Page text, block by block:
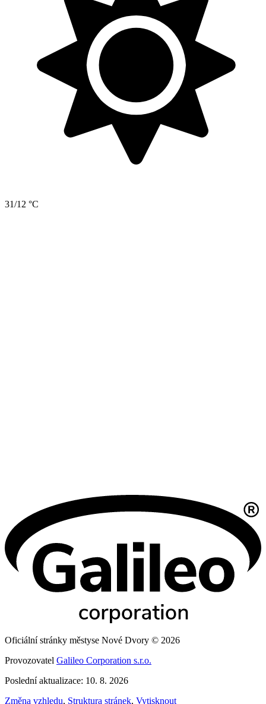
31/12 °C
Oficiální stránky městyse Nové Dvory © 2026
Provozovatel Galileo Corporation s.r.o.
Poslední aktualizace: 10. 8. 2026
Změna vzhledu, Struktura stránek, Vytisknout